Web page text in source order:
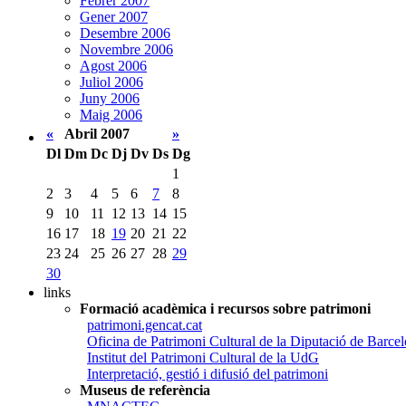
Gener 2007
Desembre 2006
Novembre 2006
Agost 2006
Juliol 2006
Juny 2006
Maig 2006
«
Abril 2007
»
Dl Dm Dc Dj Dv Ds Dg
1
2
3 4 5 6 7
8
9
10 11 12 13 14 15
16 17 18 19 20 21 22
23 24 25 26 27 28 29
30
links
Formació acadèmica i recursos sobre patrimoni
patrimoni.gencat.cat
Oficina de Patrimoni Cultural de la Diputació de
Institut del Patrimoni Cultural de la UdG
Interpretació, gestió i difusió del patrimoni
Museus de referència